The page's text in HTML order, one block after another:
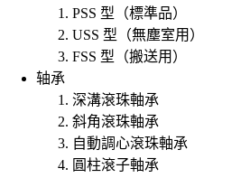
PSS 型（標準品）
USS 型（無塵室用）
FSS 型（搬送用）
轴承
深溝滾珠軸承
斜角滾珠軸承
自動調心滾珠軸承
圓柱滾子軸承